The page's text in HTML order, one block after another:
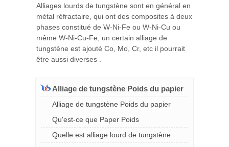
Alliages lourds de tungstène sont en général en
métal réfractaire, qui ont des composites à deux
phases constitué de W-Ni-Fe ou W-Ni-Cu ou
même W-Ni-Cu-Fe, un certain alliage de
tungstène est ajouté Co, Mo, Cr, etc il pourrait
être aussi diverses .
Alliage de tungstène Poids du papier
Alliage de tungstène Poids du papier
Qu'est-ce que Paper Poids
Quelle est alliage lourd de tungstène